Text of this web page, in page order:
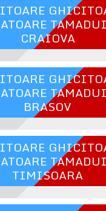
CRAIOVA
BRASOV
TIMISOARA